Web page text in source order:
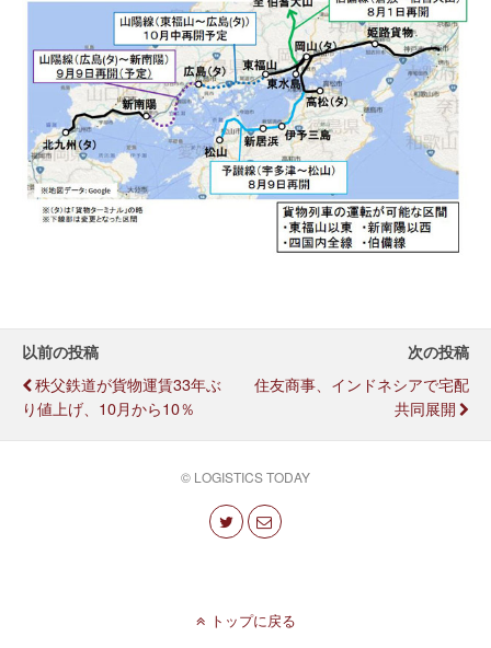
以前の投稿
秩父鉄道が貨物運賃33年ぶ
り値上げ、10月から10％
次の投稿
住友商事、インドネシアで宅配
共同展開
© LOGISTICS TODAY
トップに戻る